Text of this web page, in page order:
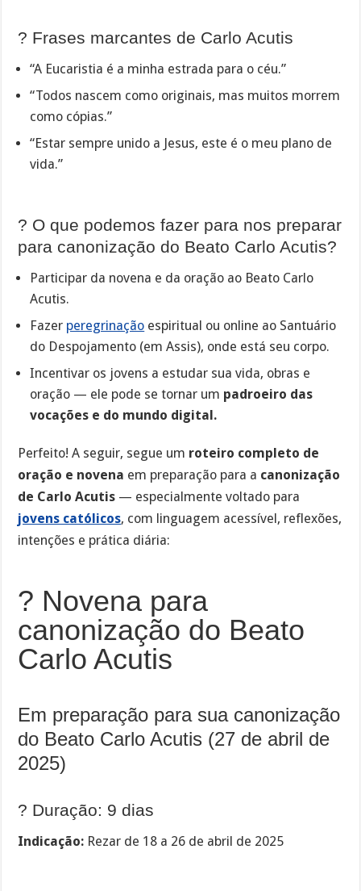
? Frases marcantes de Carlo Acutis
“A Eucaristia é a minha estrada para o céu.”
“Todos nascem como originais, mas muitos morrem
como cópias.”
“Estar sempre unido a Jesus, este é o meu plano de
vida.”
? O que podemos fazer para nos preparar
para canonização do Beato Carlo Acutis?
Participar da novena e da oração ao Beato Carlo
Acutis.
Fazer peregrinação espiritual ou online ao Santuário
do Despojamento (em Assis), onde está seu corpo.
Incentivar os jovens a estudar sua vida, obras e
oração — ele pode se tornar um padroeiro das
vocações e do mundo digital.
Perfeito! A seguir, segue um roteiro completo de
oração e novena em preparação para a canonização
de Carlo Acutis — especialmente voltado para
jovens católicos, com linguagem acessível, reflexões,
intenções e prática diária:
? Novena para
canonização do Beato
Carlo Acutis
Em preparação para sua canonização
do Beato Carlo Acutis (27 de abril de
2025)
? Duração: 9 dias
Indicação: Rezar de 18 a 26 de abril de 2025